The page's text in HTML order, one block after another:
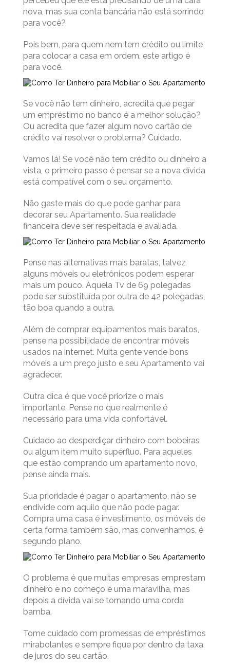
nova, mas sua conta bancária não está sorrindo
para você?
Pois bem, para quem nem tem crédito ou limite
para colocar a casa em ordem, este artigo é
para você.
Se você não tem dinheiro, acredita que pegar
um empréstimo no banco é a melhor solução?
Ou acredita que fazer algum novo cartão de
crédito vai resolver o problema? Cuidado.
Vamos lá! Se você não tem crédito ou dinheiro a
vista, o primeiro passo é pensar se a nova dívida
está compatível com o seu orçamento.
Não gaste mais do que pode ganhar para
decorar seu Apartamento. Sua realidade
financeira deve ser respeitada e avaliada.
Pense nas alternativas mais baratas, talvez
alguns móveis ou eletrônicos podem esperar
mais um pouco. Aquela Tv de 69 polegadas
pode ser substituída por outra de 42 polegadas,
tão boa quando a outra.
Além de comprar equipamentos mais baratos,
pense na possibilidade de encontrar móveis
usados na internet. Muita gente vende bons
móveis a um preço justo e seu Apartamento vai
agradecer.
Outra dica é que você priorize o mais
importante. Pense no que realmente é
necessário para uma vida confortável.
Cuidado ao desperdiçar dinheiro com bobeiras
ou algum item muito supérfluo. Para aqueles
que estão comprando um apartamento novo,
pense ainda mais.
Sua prioridade é pagar o apartamento, não se
endivide com aquilo que não pode pagar.
Compra uma casa é investimento, os móveis de
certa forma também são, mas convenhamos, é
segundo plano.
O problema é que muitas empresas emprestam
dinheiro e no começo é uma maravilha, mas
depois a dívida vai se tornando uma corda
bamba.
Tome cuidado com promessas de empréstimos
mirabolantes e sempre fique por dentro da taxa
de juros do seu cartão.